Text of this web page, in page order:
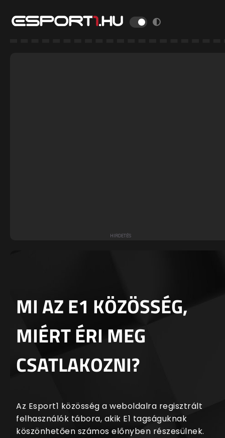
MI AZ E1 KÖZÖSSÉG,
MIÉRT ÉRI MEG
CSATLAKOZNI?
Az Esport1 közösség a weboldalra regisztrált
felhasználók tábora, akik E1 tagságuknak
köszönhetően számos előnyben részesülnek.